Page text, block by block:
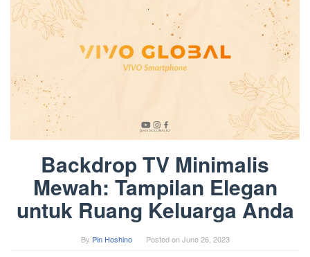
Backdrop TV Minimalis
Mewah: Tampilan Elegan
untuk Ruang Keluarga Anda
By Pin Hoshino Posted onJune 26, 2023